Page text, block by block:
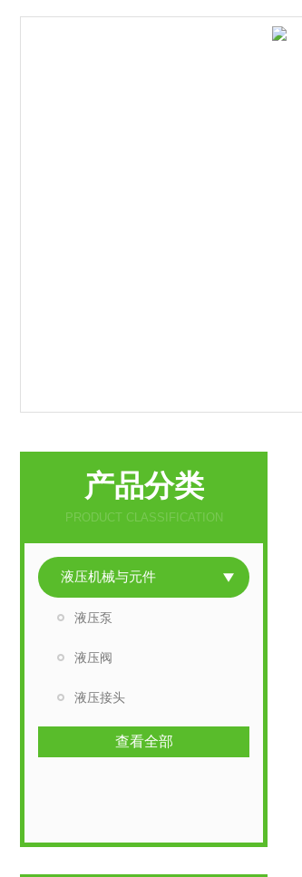
产品分类
PRODUCT CLASSIFICATION
液压机械与元件
液压泵
液压阀
液压接头
查看全部